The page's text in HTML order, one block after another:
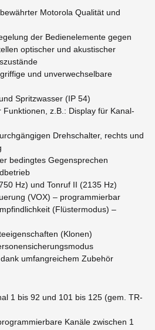
Motorola Qualität und
der Bedienelemente gegen
optischer und akustischer
und unverwechselbare
Spritzwasser (IP 54)
Funktionen, z.B.: Display für Kanal-
Drehschalter, rechts und
bedingtes Gegensprechen
Hz) und Tonruf II (2135 Hz)
(VOX) – programmierbar
(Flüstermodus) –
(Klonen)
umfangreichem Zubehör
1 bis 92 und 101 bis 125 (gem. TR-
Kanäle zwischen 1